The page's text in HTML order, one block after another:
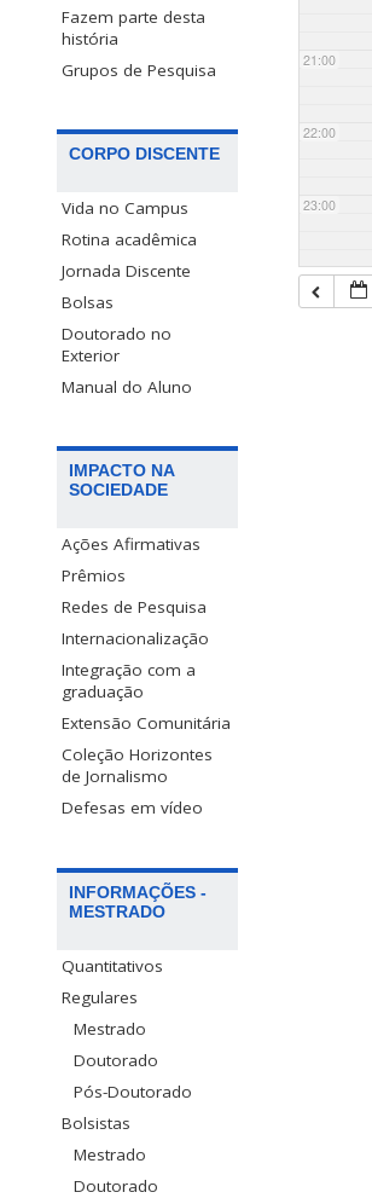
Fazem parte desta
história
Grupos de Pesquisa
CORPO DISCENTE
Vida no Campus
Rotina acadêmica
Jornada Discente
Bolsas
Doutorado no
Exterior
Manual do Aluno
IMPACTO NA
SOCIEDADE
Ações Afirmativas
Prêmios
Redes de Pesquisa
Internacionalização
Integração com a
graduação
Extensão Comunitária
Coleção Horizontes
de Jornalismo
Defesas em vídeo
INFORMAÇÕES -
MESTRADO
Quantitativos
Regulares
Mestrado
Doutorado
Pós-Doutorado
Bolsistas
Mestrado
Doutorado
21:00
22:00
23:00